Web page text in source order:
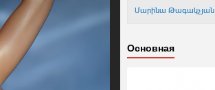
Մարինա Թագակչյան
Основная